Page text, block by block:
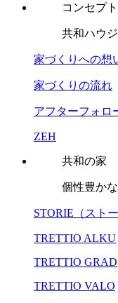
コンセプト
共和ハウ
家づくりへの想
家づくりの流れ
アフターフォロ
ZEH
共和の家
個性豊か
STORIE（ストー
TRETTIO ALKU
TRETTIO GRAD
TRETTIO VALO